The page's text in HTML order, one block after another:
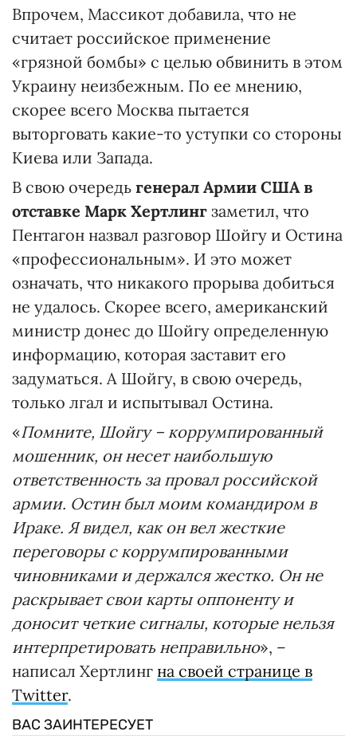
Впрочем, Массикот добавила, что не
считает российское применение
«грязной бомбы» с целью обвинить в этом
Украину неизбежным. По ее мнению,
скорее всего Москва пытается
выторговать какие-то уступки со стороны
Киева или Запада.
В свою очередь генерал Армии США в
отставке Марк Хертлинг заметил, что
Пентагон назвал разговор Шойгу и Остина
«профессиональным». И это может
означать, что никакого прорыва добиться
не удалось. Скорее всего, американский
министр донес до Шойгу определенную
информацию, которая заставит его
задуматься. А Шойгу, в свою очередь,
только лгал и испытывал Остина.
«Помните, Шойгу – коррумпированный
мошенник, он несет наибольшую
ответственность за провал российской
армии. Остин был моим командиром в
Ираке. Я видел, как он вел жесткие
переговоры с коррумпированными
чиновниками и держался жестко. Он не
раскрывает свои карты оппоненту и
доносит четкие сигналы, которые нельзя
интерпретировать неправильно», –
написал Хертлинг на своей странице в
Twitter.
ВАС ЗАИНТЕРЕСУЕТ